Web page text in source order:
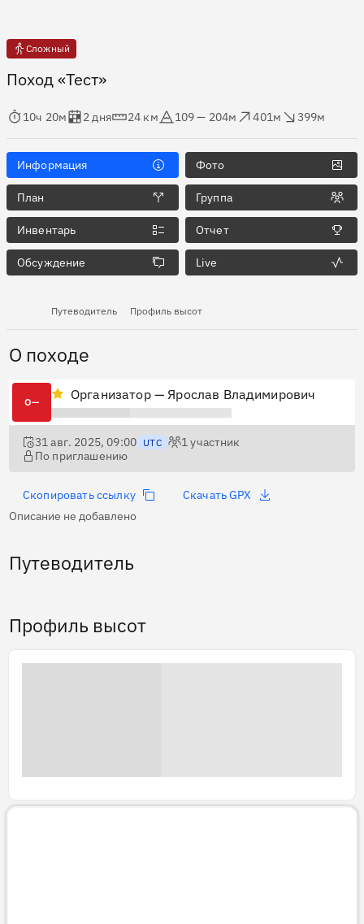
Сложный
Поход «Тест»
в пути
10ч 20м
Оценка в днях
2 дня
Дистанция
24 км
109 — 204м
401м
399м
Информация Фото
План Группа
Инвентарь Отчет
Обсуждение Live
Путеводитель Профиль высот
О походе
О— Организатор — Ярослав Владимирович
31 авг. 2025, 09:00 UTC 1участник
По приглашению
Скопировать ссылку
Скачать GPX
Описание не добавлено
Путеводитель
Профиль высот